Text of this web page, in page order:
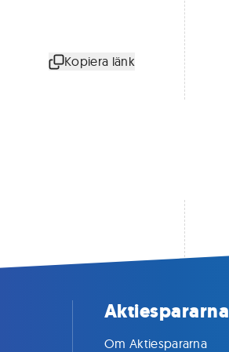
Kopiera länk
Aktiespararna
Om Aktiespararna